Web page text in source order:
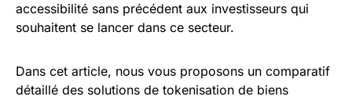
accessibilité sans précédent aux investisseurs qui
souhaitent se lancer dans ce secteur.
Dans cet article, nous vous proposons un comparatif
détaillé des solutions de tokenisation de biens